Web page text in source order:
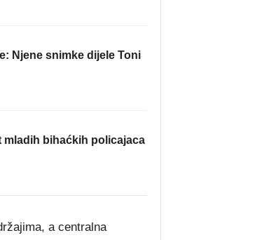
Njene snimke dijele Toni
bihaćkih policajaca
a centralna